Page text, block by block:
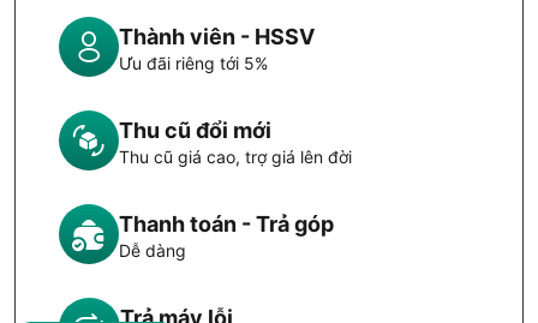
Thành viên - HSSV
Ưu đãi riêng tới 5%
Thu cũ đổi mới
Thu cũ giá cao, trợ giá lên đời
Thanh toán - Trả góp
Dễ dàng
Trả máy lỗi